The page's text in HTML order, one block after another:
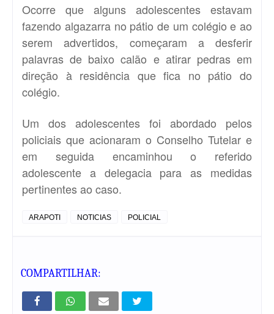
Ocorre que alguns adolescentes estavam
fazendo algazarra no pátio de um colégio e ao
serem advertidos, começaram a desferir
palavras de baixo calão e atirar pedras em
direção à residência que fica no pátio do
colégio.
Um dos adolescentes foi abordado pelos
policiais que acionaram o Conselho Tutelar e
em seguida encaminhou o referido
adolescente a delegacia para as medidas
pertinentes ao caso.
ARAPOTI NOTICIAS POLICIAL
COMPARTILHAR: